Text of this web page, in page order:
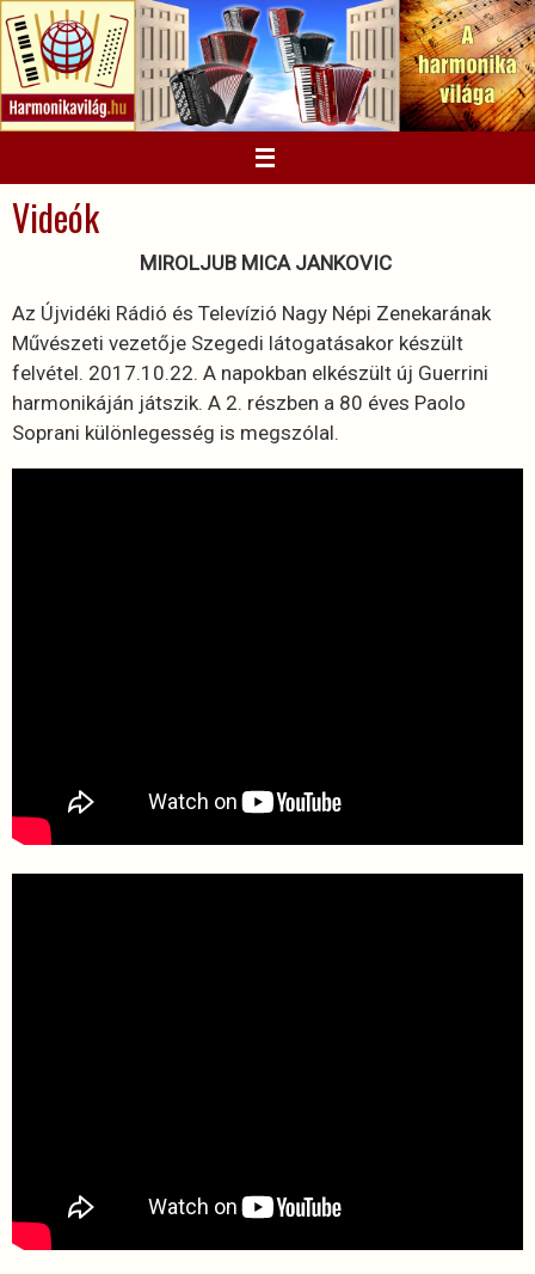
Megszakítás
Videók
MIROLJUB MICA JANKOVIC
Az Újvidéki Rádió és Televízió Nagy Népi Zenekarának
Művészeti vezetője Szegedi látogatásakor készült
felvétel. 2017.10.22. A napokban elkészült új Guerrini
harmonikáján játszik. A 2. részben a 80 éves Paolo
Soprani különlegesség is megszólal.